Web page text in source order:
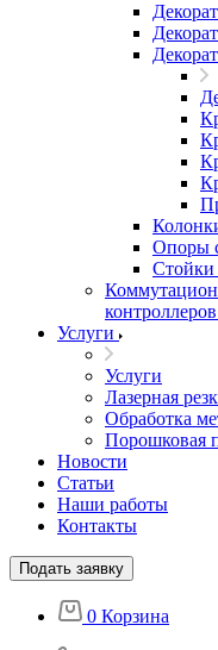
Опоры
Стойки
Услуги
Услуги
Лазерная
Обработка
Порошковая
Новости
Статьи
Наши работы
Контакты
Подать заявку
0 Корзина